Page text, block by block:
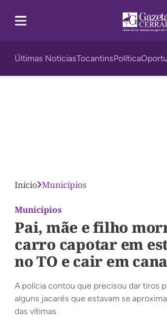
Últimas NotíciasTocantinsPolítica
Início Municípios
Municípios
Pai, mãe e filho
carro capotar em
no TO e cair em
A polícia contou que precisou dar tiros
alguns jacarés que estavam se
das vítimas